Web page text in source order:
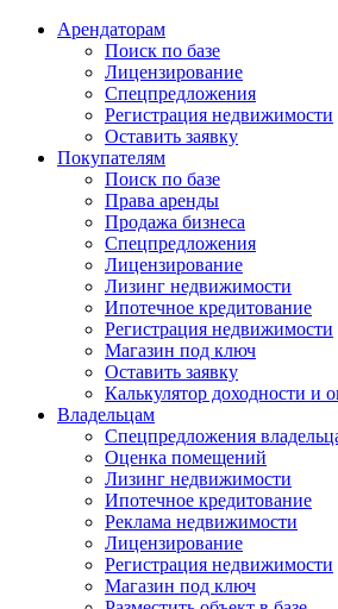
Арендаторам
Поиск по базе
Лицензирование
Спецпредложения
Регистрация недвижимости
Оставить заявку
Покупателям
Поиск по базе
Права аренды
Продажа бизнеса
Спецпредложения
Лицензирование
Лизинг недвижимости
Ипотечное кредитование
Регистрация недвижимости
Магазин под ключ
Оставить заявку
Калькулятор доходности и
Владельцам
Спецпредложения
Оценка помещений
Лизинг недвижимости
Ипотечное кредитование
Реклама недвижимости
Лицензирование
Регистрация недвижимости
Магазин под ключ